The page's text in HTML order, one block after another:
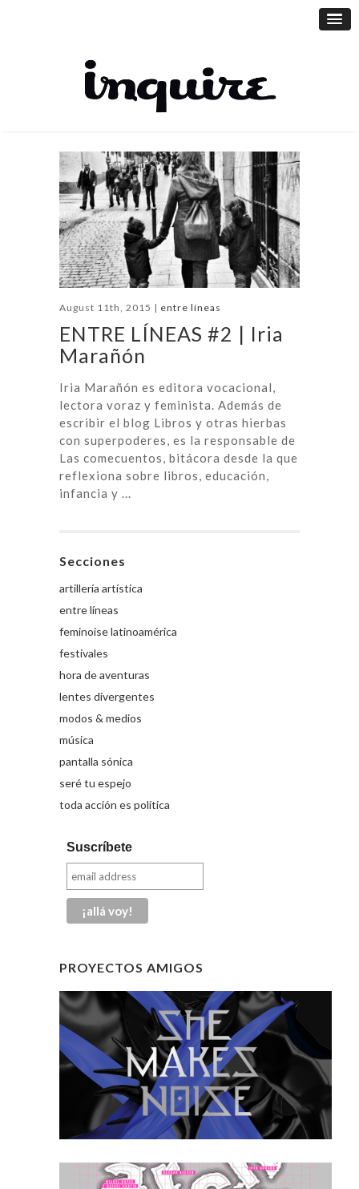
August 11th, 2015 | entre líneas
ENTRE LÍNEAS #2 | Iria
Marañón
Iria Marañón es editora vocacional,
lectora voraz y feminista. Además de
escribir el blog Libros y otras hierbas
con superpoderes, es la responsable de
Las comecuentos, bitácora desde la que
reflexiona sobre libros, educación,
infancia y ...
Secciones
artillería artística
entre líneas
feminoise latinoamérica
festivales
hora de aventuras
lentes divergentes
modos & medios
música
pantalla sónica
seré tu espejo
toda acción es política
Suscríbete
PROYECTOS AMIGOS